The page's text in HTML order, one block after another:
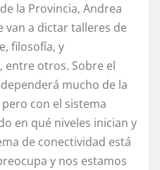
la Provincia, Andrea
van a dictar talleres de
filosofía, y
entre otros. Sobre el
mucho de la
con el sistema
en qué niveles inician y
de conectividad está
y nos estamos